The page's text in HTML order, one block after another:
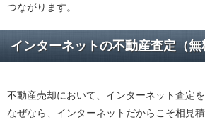
つながります。
インターネットの不動産査定（
不動産売却において、インターネット査定
なぜなら、インターネットだからこそ相見